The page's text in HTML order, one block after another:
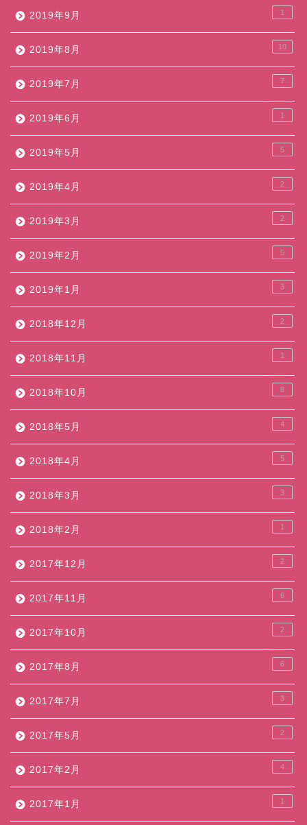
2019年9月 1
2019年8月 10
2019年7月 7
2019年6月 1
2019年5月 5
2019年4月 2
2019年3月 2
2019年2月 5
2019年1月 3
2018年12月 2
2018年11月 1
2018年10月 8
2018年5月 4
2018年4月 5
2018年3月 3
2018年2月 1
2017年12月 2
2017年11月 6
2017年10月 2
2017年8月 6
2017年7月 3
2017年5月 2
2017年2月 4
2017年1月 1